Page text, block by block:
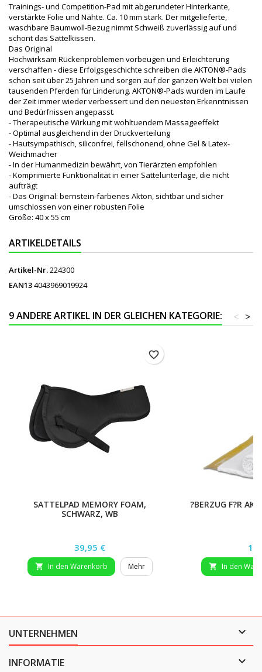
Trainings- und Competition-Pad mit abgerundeter Hinterkante,
verstärkte Folie und Nähte. Ca. 10 mm stark. Der mitgelieferte,
waschbare Baumwoll-Bezug nimmt Schweiß zuverlässig auf und
schont das Sattelkissen.
Das Original
Hochwirksam Rückenproblemen vorbeugen und Erleichterung
verschaffen - diese Erfolgsgeschichte schreiben die AKTON®-Pads
schon seit über 25 Jahren und sorgen auf der ganzen Welt bei vielen
tausenden Pferden für Linderung. AKTON®-Pads wurden im Laufe
der Zeit immer wieder verbessert und den neuesten Erkenntnissen
und Bedürfnissen angepasst.
- Therapeutische Wirkung mit wohltuendem Massageeffekt
- Optimal ausgleichend in der Druckverteilung
- Hautsympathisch, siliconfrei, fellschonend, ohne Gel & Latex-
Weichmacher
- In der Humanmedizin bewährt, von Tierärzten empfohlen
- Komprimierte Funktionalität in einer Sattelunterlage, die nicht
aufträgt
- Das Original: bernstein-farbenes Akton, sichtbar und sicher
umschlossen von einer robusten Folie
Größe: 40 x 55 cm
ARTIKELDETAILS
Artikel-Nr.224300
EAN134043969019924
9 ANDERE ARTIKEL IN DER GLEICHEN KATEGORIE: >
<
SATTELPAD MEMORY FOAM,
SCHWARZ, WB
Preis
39,95 €
 In den Warenkorb Mehr
favorite_border
?BERZUG F?R
 In den
UNTERNEHMEN 
INFORMATIE 